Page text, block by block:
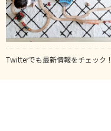
Twitterでも最新情報をチェック！